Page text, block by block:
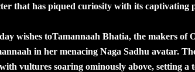
that has piqued curiosity with its captivating
wishes toTamannaah Bhatia, the makers of
in her menacing Naga Sadhu avatar.
vultures soaring ominously above, setting